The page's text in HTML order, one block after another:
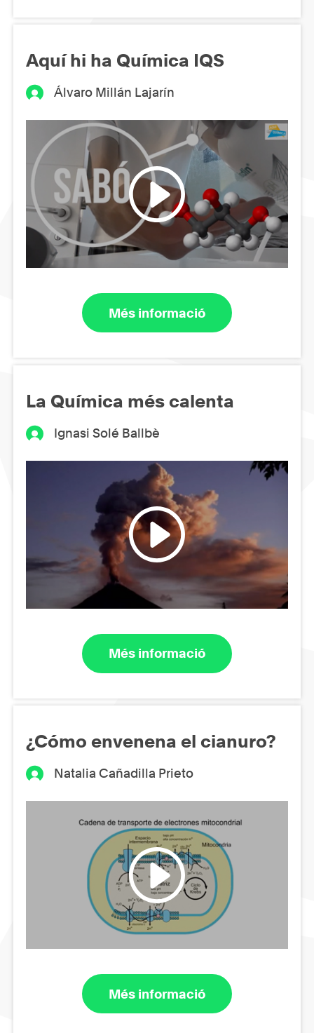
Aquí hi ha Química IQS
Álvaro Millán Lajarín
Més informació
La Química més calenta
Ignasi Solé Ballbè
Més informació
¿Cómo envenena el cianuro?
Natalia Cañadilla Prieto
Més informació